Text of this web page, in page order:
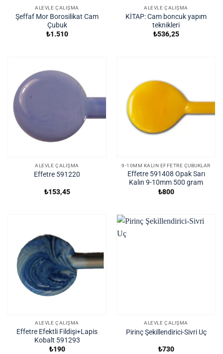
ALEVLE ÇALIŞMA
Şeffaf Mor Borosilikat Cam
Çubuk
₺1.510
ALEVLE ÇALIŞMA
KİTAP: Cam boncuk yapım
teknikleri
₺536,25
ALEVLE ÇALIŞMA
Effetre 591220
₺153,45
9-10MM KALIN EFFETRE ÇUBUKLAR
Effetre 591408 Opak Sarı
Kalın 9-10mm 500 gram
₺800
ALEVLE ÇALIŞMA
Effetre Efektli Fildişi+Lapis
Kobalt 591293
₺190
ALEVLE ÇALIŞMA
Pirinç Şekillendirici-Sivri Uç
₺730